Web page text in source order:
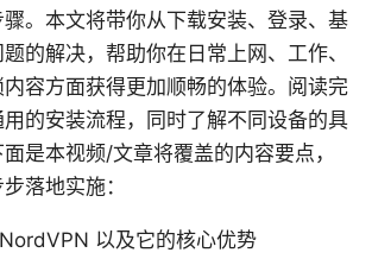
。本文将带你从下载安装、登录、基
的解决，帮助你在日常上网、工作、
容方面获得更加顺畅的体验。阅读完
的安装流程，同时了解不同设备的具
是本视频/文章将覆盖的内容要点，
落地实施：
以及它的核心优势